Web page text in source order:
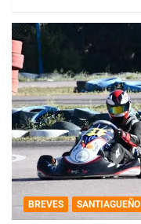
BREVES SANTIAGUEÑO